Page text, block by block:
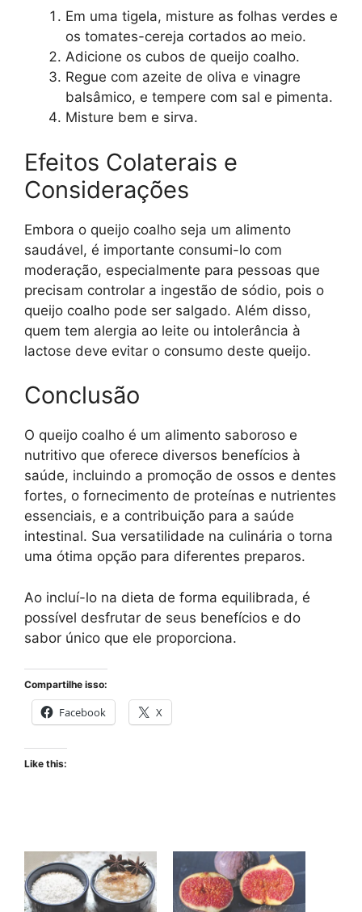
Em uma tigela, misture as folhas verdes e
os tomates-cereja cortados ao meio.
Adicione os cubos de queijo coalho.
Regue com azeite de oliva e vinagre
balsâmico, e tempere com sal e pimenta.
Misture bem e sirva.
Efeitos Colaterais e
Considerações
Embora o queijo coalho seja um alimento
saudável, é importante consumi-lo com
moderação, especialmente para pessoas que
precisam controlar a ingestão de sódio, pois o
queijo coalho pode ser salgado. Além disso,
quem tem alergia ao leite ou intolerância à
lactose deve evitar o consumo deste queijo.
Conclusão
O queijo coalho é um alimento saboroso e
nutritivo que oferece diversos benefícios à
saúde, incluindo a promoção de ossos e dentes
fortes, o fornecimento de proteínas e nutrientes
essenciais, e a contribuição para a saúde
intestinal. Sua versatilidade na culinária o torna
uma ótima opção para diferentes preparos.
Ao incluí-lo na dieta de forma equilibrada, é
possível desfrutar de seus benefícios e do
sabor único que ele proporciona.
Compartilhe isso:
Facebook X
Like this: